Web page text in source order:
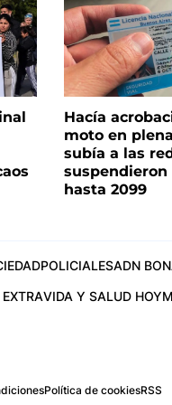
Hacía
moto en
subía a las
suspendieron
hasta 2099
POLICIALESADN
VIDA Y SALUD HOY
Política de cookiesRSS